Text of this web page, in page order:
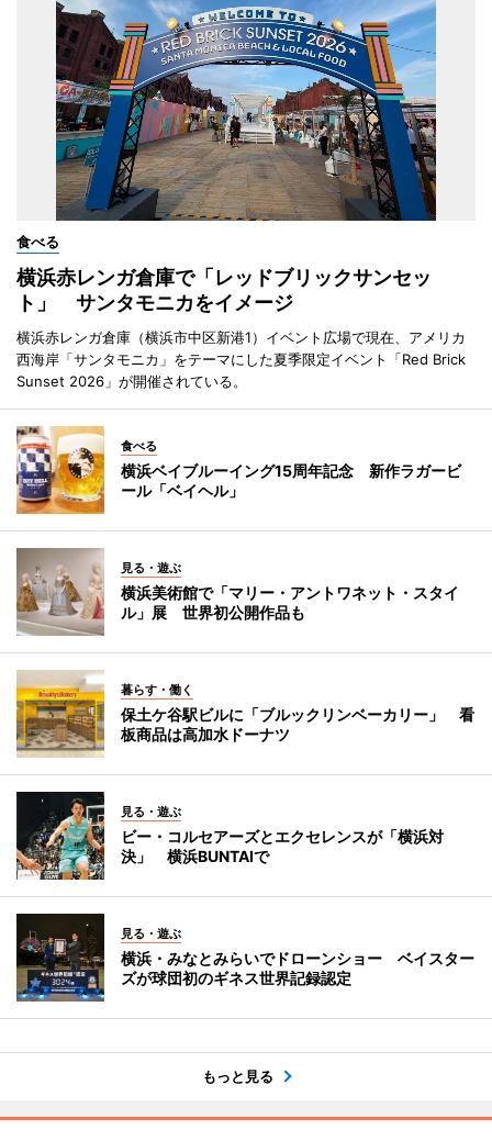
食べる
横浜赤レンガ倉庫で「レッドブリックサンセッ
ト」 サンタモニカをイメージ
横浜赤レンガ倉庫（横浜市中区新港1）イベント広場で現在、アメリカ
西海岸「サンタモニカ」をテーマにした夏季限定イベント「Red Brick
Sunset 2026」が開催されている。
食べる
横浜ベイブルーイング15周年記念 新作ラガービ
ール「ベイヘル」
見る・遊ぶ
横浜美術館で「マリー・アントワネット・スタイ
ル」展 世界初公開作品も
暮らす・働く
保土ケ谷駅ビルに「ブルックリンベーカリー」 看
板商品は高加水ドーナツ
見る・遊ぶ
ビー・コルセアーズとエクセレンスが「横浜対
決」 横浜BUNTAIで
見る・遊ぶ
横浜・みなとみらいでドローンショー ベイスター
ズが球団初のギネス世界記録認定
もっと見る